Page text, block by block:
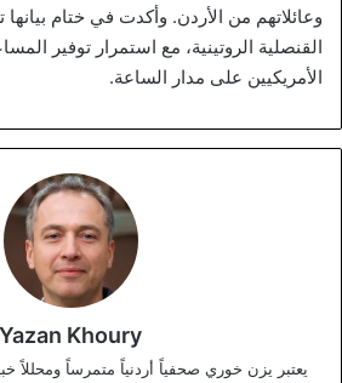
وعائلاتهم من الأردن. وأكدت في ختام
القنصلية الروتينية، مع استمرار توفير
الأمريكيين على مدار الساعة.
Yazan Khoury